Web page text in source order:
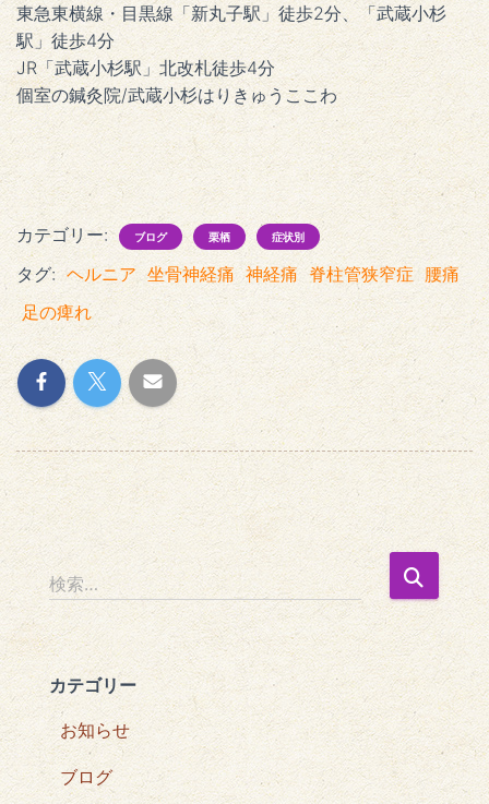
東急東横線・目黒線「新丸子駅」徒歩2分、「武蔵小杉
駅」徒歩4分
JR「武蔵小杉駅」北改札徒歩4分
個室の鍼灸院/武蔵小杉はりきゅうここわ
カテゴリー: ブログ 栗栖 症状別
タグ: ヘルニア 坐骨神経痛 神経痛 脊柱管狭窄症 腰痛
足の痺れ
検
索
:
検索…
カテゴリー
お知らせ
ブログ